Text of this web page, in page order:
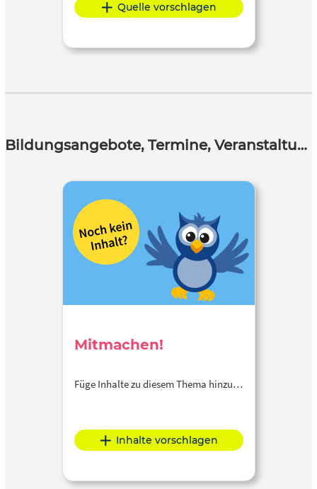
Quelle vorschlagen
Bildungsangebote, Termine, Veranstaltungen
Mitmachen!
Füge Inhalte zu diesem Thema hinzu…
Inhalte vorschlagen